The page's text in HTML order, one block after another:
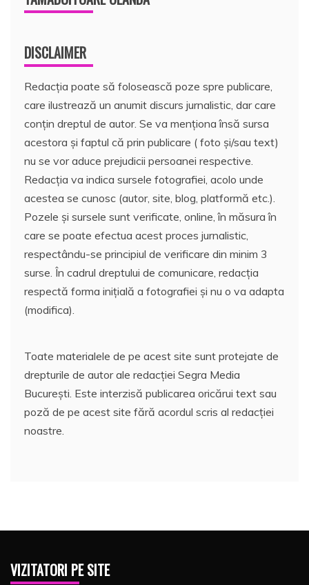
DISCLAIMER
Redacția poate să folosească poze spre publicare,
care ilustrează un anumit discurs jurnalistic, dar care
conțin dreptul de autor. Se va menționa însă sursa
acestora și faptul că prin publicare ( foto și/sau text)
nu se vor aduce prejudicii persoanei respective.
Redacția va indica sursele fotografiei, acolo unde
acestea se cunosc (autor, site, blog, platformă etc.).
Pozele și sursele sunt verificate, online, în măsura în
care se poate efectua acest proces jurnalistic,
respectându-se principiul de verificare din minim 3
surse. În cadrul dreptului de comunicare, redacția
respectă forma inițială a fotografiei și nu o va adapta
(modifica).
Toate materialele de pe acest site sunt protejate de
drepturile de autor ale redacției Segra Media
București. Este interzisă publicarea oricărui text sau
poză de pe acest site fără acordul scris al redacției
noastre.
VIZITATORI PE SITE